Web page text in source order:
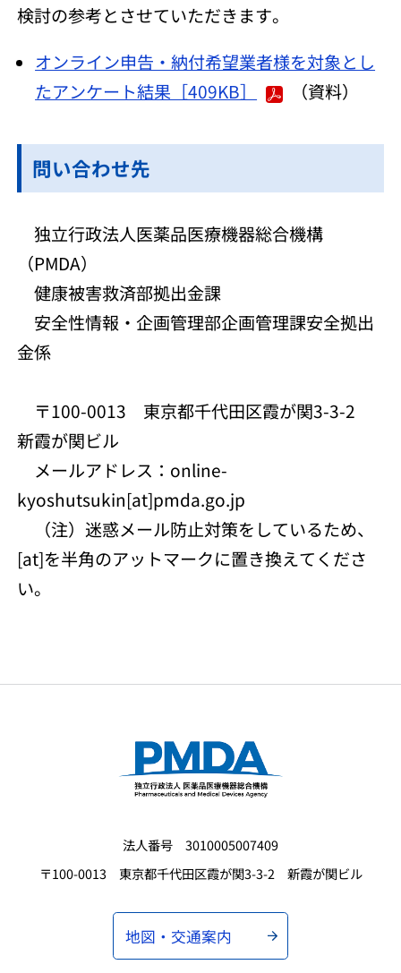
検討の参考とさせていただきます。
オンライン申告・納付希望業者様を対象とし
たアンケート結果［409KB］
（資料）
問い合わせ先
独立行政法人医薬品医療機器総合機構
（PMDA）
健康被害救済部拠出金課
安全性情報・企画管理部企画管理課安全拠出
金係
〒100-0013 東京都千代田区霞が関3-3-2
新霞が関ビル
メールアドレス：online-
kyoshutsukin[at]pmda.go.jp
（注）迷惑メール防止対策をしているため、
[at]を半角のアットマークに置き換えてくださ
い。
法人番号 3010005007409
〒100-0013 東京都千代田区霞が関3-3-2 新霞が関ビル
地図・交通案内